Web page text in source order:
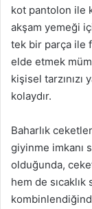
kot pantolon ile
akşam yemeği
tek bir parça ile
elde etmek
kişisel tarzınızı
kolaydır.
Baharlık
giyinme imkanı
olduğunda,
hem de